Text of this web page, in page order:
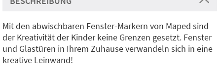
Mit den abwischbaren Fenster-Markern von Maped sind
der Kreativität der Kinder keine Grenzen gesetzt. Fenster
und Glastüren in Ihrem Zuhause verwandeln sich in eine
kreative Leinwand!